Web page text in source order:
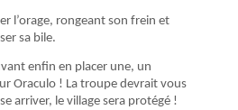
l’orage, rongeant son frein et
sa bile.
enfin en placer une, un
Oraculo ! La troupe devrait vous
arriver, le village sera protégé !